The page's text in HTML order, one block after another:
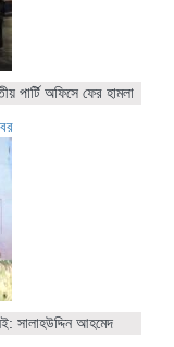
অফিসে ফের হামলা
সালাহউদ্দিন আহমেদ